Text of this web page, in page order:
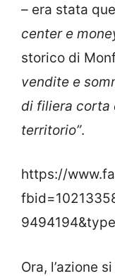
– era stata
center e
storico di
vendite e
di filiera corta
territorio”.
https://
Ora, l’azione